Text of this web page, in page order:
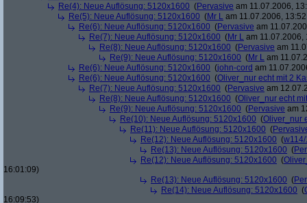
Re(4): Neue Auflösung: 5120x1600 (Pervasive am 11.07.2006,
Re(5): Neue Auflösung: 5120x1600 (Mr L am 11.07.2006,
Re(6): Neue Auflösung: 5120x1600 (Pervasive am
Re(7): Neue Auflösung: 5120x1600 (Mr L am 11.07.2006,
Re(8): Neue Auflösung: 5120x1600 (Pervasive am
Re(9): Neue Auflösung: 5120x1600 (Mr L am
Re(6): Neue Auflösung: 5120x1600 (john-cord am
Re(6): Neue Auflösung: 5120x1600 (Oliver_nur echt mit 2
Re(7): Neue Auflösung: 5120x1600 (Pervasive am
Re(8): Neue Auflösung: 5120x1600 (Oliver_nur echt
Re(9): Neue Auflösung: 5120x1600 (Pervasive am
Re(10): Neue Auflösung: 5120x1600 (Oliver_nur
Re(11): Neue Auflösung: 5120x1600 (
Re(12): Neue Auflösung: 5120x1600 (
Re(13): Neue Auflösung: 5120x1600 (
Re(12): Neue Auflösung: 5120x1600 (
16:01:09)
Re(13): Neue Auflösung: 5120x1600 (
Re(14): Neue Auflösung: 5120x1600 (
16:09:53)